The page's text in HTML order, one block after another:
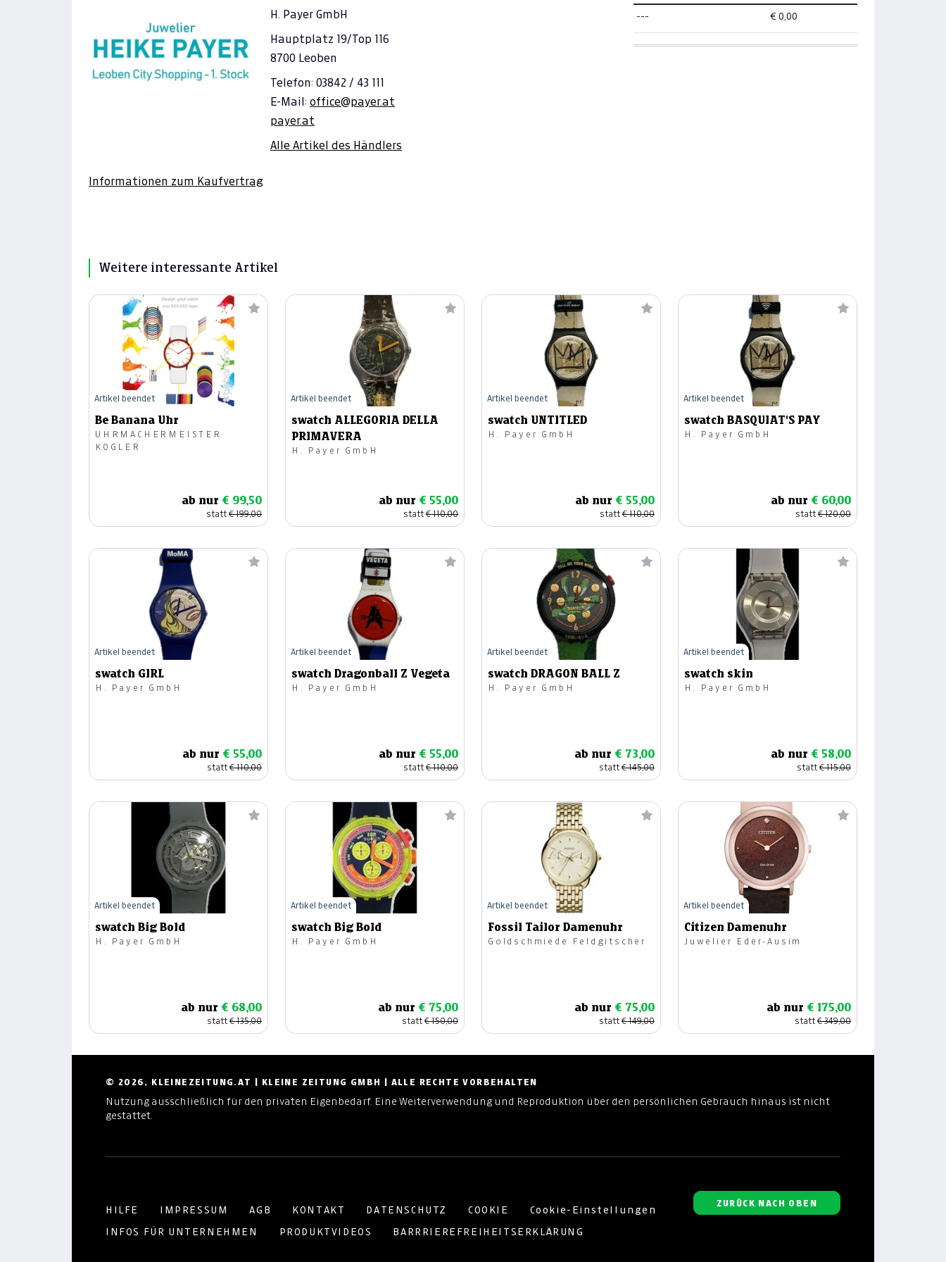
H. Payer GmbH
Hauptplatz 19/Top 116
8700 Leoben
Telefon: 03842 / 43 111
E-Mail: office@payer.at
payer.at
Alle Artikel des Händlers
Informationen zum Kaufvertrag
--- € 0,00
Weitere interessante Artikel
Be Banana Uhr
UHRMACHERMEISTER
KOGLER
ab nur € 99,50
statt€ 199,00
Artikel beendet
swatch ALLEGORIA DELLA
PRIMAVERA
H. Payer GmbH
ab nur € 55,00
statt€ 110,00
Artikel beendet
swatch UNTITLED
H. Payer GmbH
ab nur € 55,00
statt€ 110,00
Artikel beendet
swatch BASQUIAT'S PAY
H. Payer GmbH
ab nur € 60,00
statt€ 120,00
Artikel beendet
swatch GIRL
H. Payer GmbH
ab nur € 55,00
statt€ 110,00
Artikel beendet
swatch Dragonball Z Vegeta
H. Payer GmbH
ab nur € 55,00
statt€ 110,00
Artikel beendet
swatch DRAGON BALL Z
H. Payer GmbH
ab nur € 73,00
statt€ 145,00
Artikel beendet
swatch skin
H. Payer GmbH
ab nur € 58,00
statt€ 115,00
Artikel beendet
swatch Big Bold
H. Payer GmbH
ab nur € 68,00
statt€ 135,00
Artikel beendet
swatch Big Bold
H. Payer GmbH
ab nur € 75,00
statt€ 150,00
Artikel beendet
Fossil Tailor Damenuhr
Goldschmiede Feldgitscher
ab nur € 75,00
statt€ 149,00
Artikel beendet
Citizen Damenuhr
Juwelier Eder-Ausim
ab nur € 175,00
statt€ 349,00
Artikel beendet
© 2026, KLEINEZEITUNG.AT | KLEINE ZEITUNG GMBH | ALLE RECHTE VORBEHALTEN
Nutzung ausschließlich für den privaten Eigenbedarf. Eine Weiterverwendung und Reproduktion über den persönlichen Gebrauch hinaus ist nicht
gestattet.
HILFE IMPRESSUM AGB KONTAKT DATENSCHUTZ COOKIE Cookie-Einstellungen
INFOS FÜR UNTERNEHMEN PRODUKTVIDEOS BARRRIEREFREIHEITSERKLÄRUNG
ZURÜCK NACH OBEN